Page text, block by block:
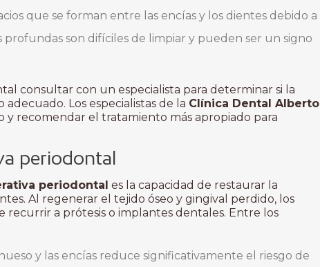
que se forman entre las encías y los dientes debido a
profundas son difíciles de limpiar y pueden ser un signo
consultar con un especialista para determinar si la
Los especialistas de la Clínica Dental Alberto
y recomendar el tratamiento más apropiado para
periodontal
periodontal es la capacidad de restaurar la
Al regenerar el tejido óseo y gingival perdido, los
a prótesis o implantes dentales. Entre los
y las encías reduce significativamente el riesgo de